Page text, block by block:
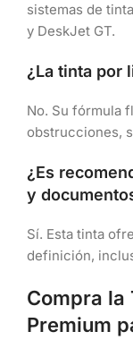
sistemas de
y DeskJet GT.
¿La tinta por
No. Su fórmula
obstrucciones,
¿Es
y
Sí. Esta tinta
definición,
Compra la
Premium